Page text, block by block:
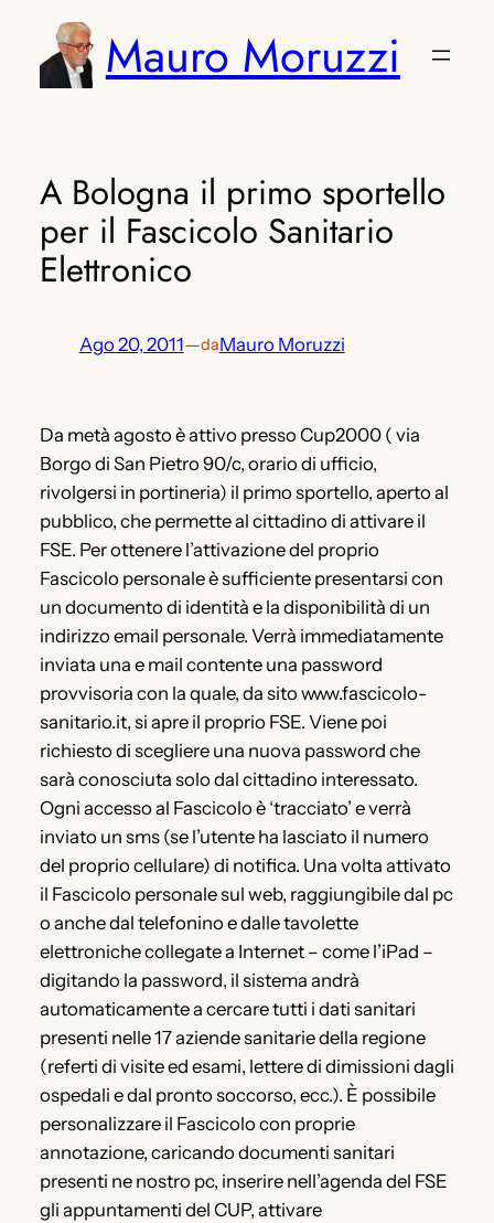
contenuto
Mauro Moruzzi
A Bologna il primo sportello
per il Fascicolo Sanitario
Elettronico
Ago 20, 2011—daMauro Moruzzi
Da metà agosto è attivo presso Cup2000 ( via
Borgo di San Pietro 90/c, orario di ufficio,
rivolgersi in portineria) il primo sportello, aperto al
pubblico, che permette al cittadino di attivare il
FSE. Per ottenere l’attivazione del proprio
Fascicolo personale è sufficiente presentarsi con
un documento di identità e la disponibilità di un
indirizzo email personale. Verrà immediatamente
inviata una e mail contente una password
provvisoria con la quale, da sito www.fascicolo-
sanitario.it, si apre il proprio FSE. Viene poi
richiesto di scegliere una nuova password che
sarà conosciuta solo dal cittadino interessato.
Ogni accesso al Fascicolo è ‘tracciato’ e verrà
inviato un sms (se l’utente ha lasciato il numero
del proprio cellulare) di notifica. Una volta attivato
il Fascicolo personale sul web, raggiungibile dal pc
o anche dal telefonino e dalle tavolette
elettroniche collegate a Internet – come l’iPad –
digitando la password, il sistema andrà
automaticamente a cercare tutti i dati sanitari
presenti nelle 17 aziende sanitarie della regione
(referti di visite ed esami, lettere di dimissioni dagli
ospedali e dal pronto soccorso, ecc.). È possibile
personalizzare il Fascicolo con proprie
annotazione, caricando documenti sanitari
presenti ne nostro pc, inserire nell’agenda del FSE
gli appuntamenti del CUP, attivare